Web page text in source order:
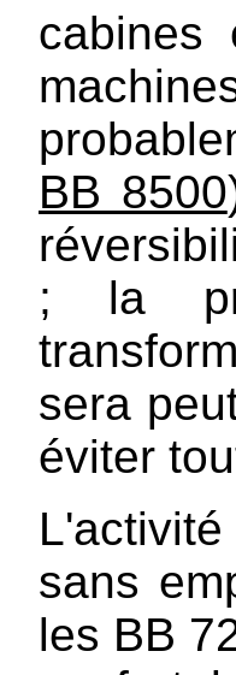
cabines
BB 8500
; la
sera
éviter
sans
les BB